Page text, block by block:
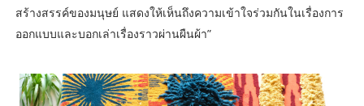
สร้างสรรค์ของมนุษย์ แสดงให้เห็นถึงความเข้าใจร่วมกันในเรื่องการ
ออกแบบและบอกเล่าเรื่องราวผ่านผืนผ้า”